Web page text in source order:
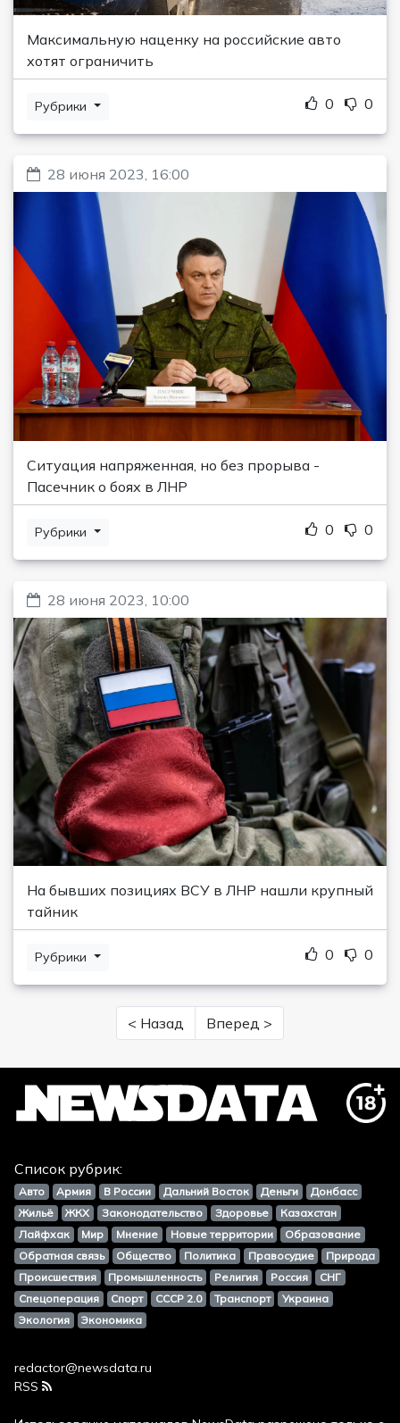
Максимальную наценку на российские авто
хотят ограничить
Рубрики 0 0
28 июня 2023, 16:00
Ситуация напряженная, но без прорыва -
Пасечник о боях в ЛНР
Рубрики 0 0
28 июня 2023, 10:00
На бывших позициях ВСУ в ЛНР нашли крупный
тайник
Рубрики 0 0
< Назад Вперед >
Список рубрик:
Авто Армия В России Дальний Восток Деньги
Донбасс
Жильё
ЖКХ Законодательство Здоровье
Казахстан
Лайфхак
Мир Мнение Новые территории
Образование
Обратная связь
Общество Политика Правосудие
Природа
Происшествия
Промышленность Религия Россия
СНГ
Спецоперация
Спорт СССР 2.0 Транспорт
Украина
Экология
Экономика
redactor@newsdata.ru
RSS